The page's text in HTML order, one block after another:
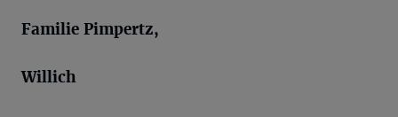
Familie Pimpertz,
Willich